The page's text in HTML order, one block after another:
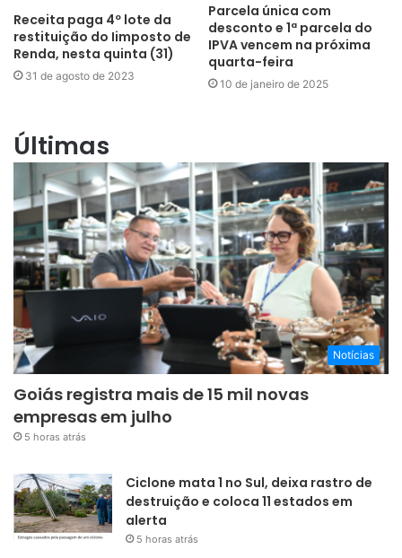
Receita paga 4º lote da
restituição do Iimposto de
Renda, nesta quinta (31)
31 de agosto de 2023
Parcela única com
desconto e 1ª parcela do
IPVA vencem na próxima
quarta-feira
10 de janeiro de 2025
Últimas
Notícias
Goiás registra mais de 15 mil novas
empresas em julho
5 horas atrás
Ciclone mata 1 no Sul, deixa rastro de
destruição e coloca 11 estados em
alerta
5 horas atrás